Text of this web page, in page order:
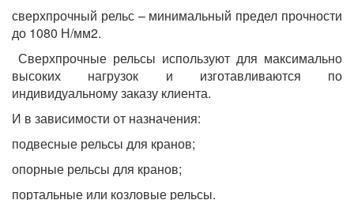
сверхпрочный рельс – минимальный предел прочности
до 1080 Н/мм2.
Сверхпрочные рельсы используют для максимально
высоких нагрузок и изготавливаются по
индивидуальному заказу клиента.
И в зависимости от назначения:
подвесные рельсы для кранов;
опорные рельсы для кранов;
портальные или козловые рельсы.